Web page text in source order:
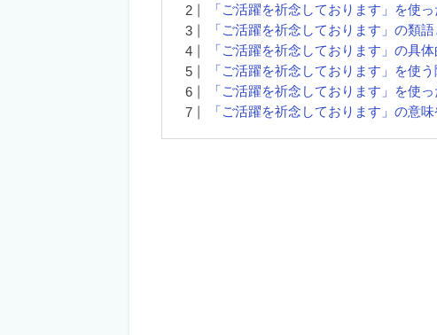
「ご活躍を祈念しております」を使
「ご活躍を祈念しております」の類語
「ご活躍を祈念しております」の具
「ご活躍を祈念しております」を使
「ご活躍を祈念しております」を使
「ご活躍を祈念しております」の意